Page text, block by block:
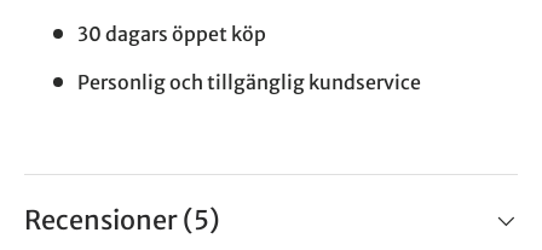
30 dagars öppet köp
Personlig och tillgänglig kundservice
Recensioner (5)